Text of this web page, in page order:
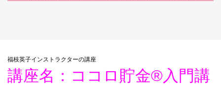
福枝英子インストラクターの講座
講座名：ココロ貯金®︎入門講